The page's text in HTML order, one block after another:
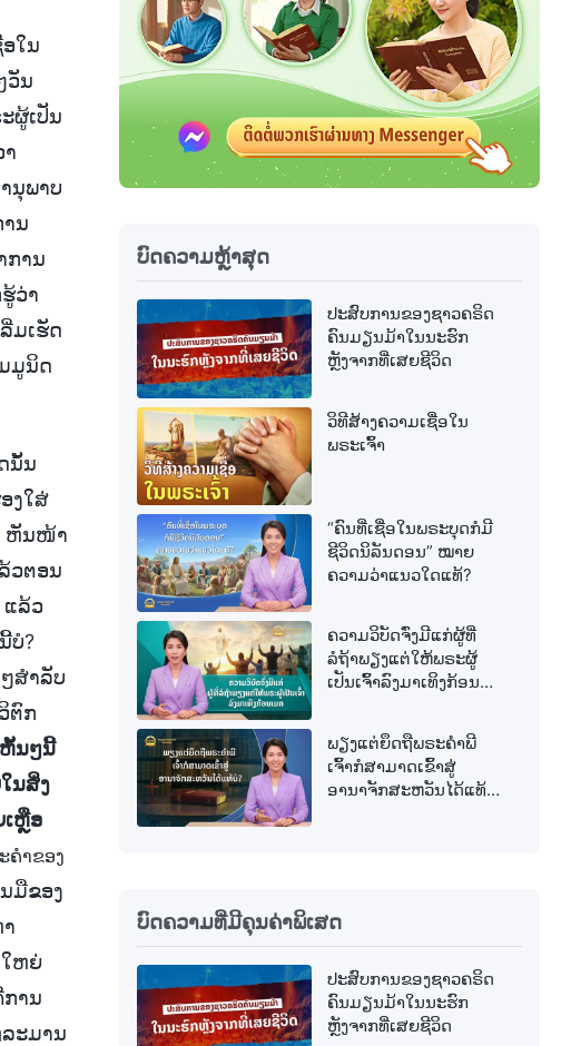
ໃນ
ວັນ
ຜູ້ເປັນ
ນຸພາບ
ນ
ການ
ວ່າ
ມເຮັດ
ມູນິດ
ນັ້ນ
ງໃສ່
ຫັນໜ້າ
ວຕອນ
ແລ້ວ
ບໍ?
ສໍາລັບ
ຕົກ
ຫັ້ນໆນີ້
ນສິ່ງ
ເຫຼືອ
ຄຳຂອງ
ມືຂອງ
ໃຫຍ່
ານ
ະມານ
ບົດຄວາມຫຼ້າສຸດ
ປະສົບການຂອງຊາວຄຣິດ
ຄົນມຽນມ້າໃນນະຮົກ
ຫຼັງຈາກທີ່ເສຍຊີວິດ
ວິທີສ້າງຄວາມເຊື່ອໃນ
ພຣະເຈົ້າ
“ຄົນທີ່ເຊື່ອໃນພຣະບຸດກໍມີ
ຊີວິດນິລັນດອນ” ໝາຍ
ຄວາມວ່າແນວໃດແທ້?
ຄວາມວິບັດຈົ່ງມີແກ່ຜູ້ທີ່
ລໍຖ້າພຽງແຕ່ໃຫ້ພຣະຜູ້
ເປັນເຈົ້າລົງມາເທິງກ້ອນ
ພຽງແຕ່ຍຶດຖືພຣະຄຳພີ
ເຈົ້າກໍສາມາດເຂົ້າສູ່
ອານາຈັກສະຫວັນໄດ້ແທ້
ບົດຄວາມທີ່ມີຄຸນຄ່າພິເສດ
ປະສົບການຂອງຊາວຄຣິດ
ຄົນມຽນມ້າໃນນະຮົກ
ຫຼັງຈາກທີ່ເສຍຊີວິດ